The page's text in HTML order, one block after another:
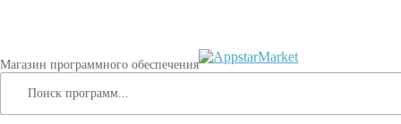
Магазин программного обеспечения